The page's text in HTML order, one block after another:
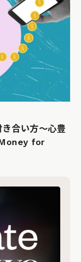
き合い方〜心豊
Money for